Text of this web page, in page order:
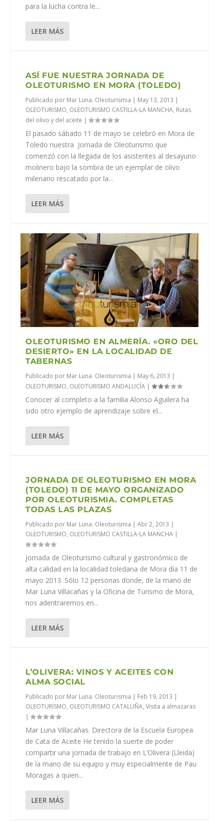
para la lucha contra le...
LEER MÁS
ASÍ FUE NUESTRA JORNADA DE
OLEOTURISMO EN MORA (TOLEDO)
Publicado por Mar Luna. Oleoturismia | May 13, 2013 |
OLEOTURISMO, OLEOTURISMO CASTILLA-LA MANCHA, Rutas
del olivo y del aceite |
El pasado sábado 11 de mayo se celebró en Mora de
Toledo nuestra Jornada de Oleoturismo que
comenzó con la llegada de los asistentes al desayuno
molinero bajo la sombra de un ejemplar de olivo
milenario rescatado por la...
LEER MÁS
OLEOTURISMO EN ALMERÍA. «ORO DEL
DESIERTO» EN LA LOCALIDAD DE
TABERNAS
Publicado por Mar Luna. Oleoturismia | May 6, 2013 |
OLEOTURISMO, OLEOTURISMO ANDALUCÍA |
Conocer al completo a la familia Alonso Aguilera ha
sido otro ejemplo de aprendizaje sobre el...
LEER MÁS
JORNADA DE OLEOTURISMO EN MORA
(TOLEDO) 11 DE MAYO ORGANIZADO
POR OLEOTURISMIA. COMPLETAS
TODAS LAS PLAZAS
Publicado por Mar Luna. Oleoturismia |Abr 2, 2013 |
OLEOTURISMO, OLEOTURISMO CASTILLA-LA MANCHA |
Jornada de Oleoturismo cultural y gastronómico de
alta calidad en la localidad toledana de Mora día 11 de
mayo 2013. Sólo 12 personas donde, de la mano de
Mar Luna Villacañas y la Oficina de Turismo de Mora,
nos adentraremos en...
LEER MÁS
L’OLIVERA: VINOS Y ACEITES CON
ALMA SOCIAL
Publicado por Mar Luna. Oleoturismia | Feb 19, 2013 |
OLEOTURISMO, OLEOTURISMO CATALUÑA,Visita a almazaras
|
Mar Luna Villacañas. Directora de la Escuela Europea
de Cata de Aceite He tenido la suerte de poder
compartir una jornada de trabajo en L’Olivera (Lleida)
de la mano de su equipo y muy especialmente de Pau
Moragas a quien...
LEER MÁS